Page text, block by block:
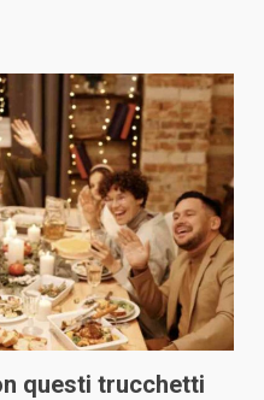
questi trucchetti